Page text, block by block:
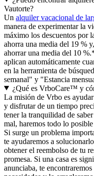
Vautorte?
Un alquiler vacacional de
manera de experimentar la
máximo los descuentos por
ahorra una media del 19 %
ahorrar una media del 10
aplican automáticamente
en la herramienta de
semanal" y "Estancia
¿Qué es VrboCare™ y
La misión de Vrbo es
y disfrutar de un tiempo
tener la tranquilidad de
mal, haremos todo lo
Si surge un problema
te ayudaremos a
obtener el reembolso de tu
promesa. Si una casa es
anunciaba, te